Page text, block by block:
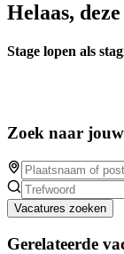
Helaas,
Stage lopen als
Zoek naar
Vacatures zoeken
Gerelateerde